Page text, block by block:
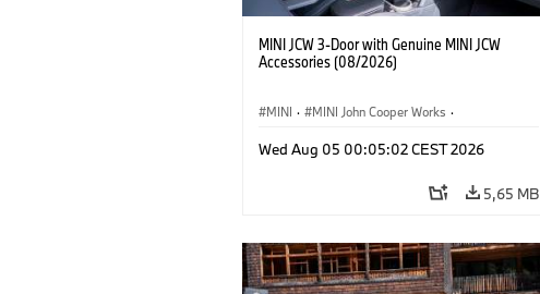
MINI JCW 3-Door with Genuine MINI JCW
Accessories (08/2026)
MINI · MINI John Cooper Works ·
Wed Aug 05 00:05:02 CEST 2026
5,65 MB